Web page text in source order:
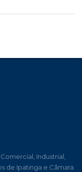
Industrial,
de Ipatinga e Câmara